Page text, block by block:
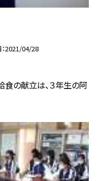
2021/04/28
食の献立は、３年生の阿